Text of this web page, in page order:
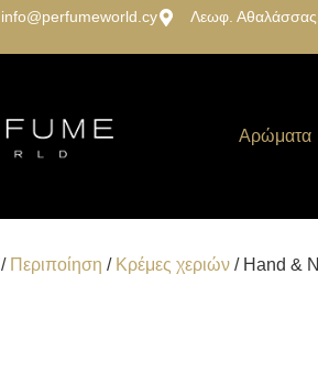
info@perfumeworld.cy Λεωφ.
Αρώματα
/ Περιποίηση / Κρέμες χεριών / Hand &